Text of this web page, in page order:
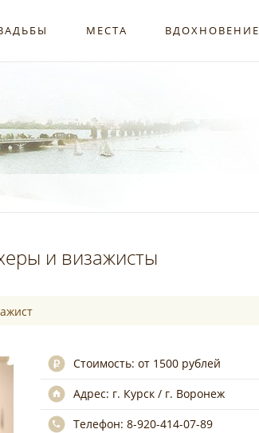
МЕСТА ВДОХНОВЕНИЕ
и визажисты
Стоимость: от 1500 рублей
Адрес: г. Курск / г. Воронеж
Телефон: 8-920-414-07-89